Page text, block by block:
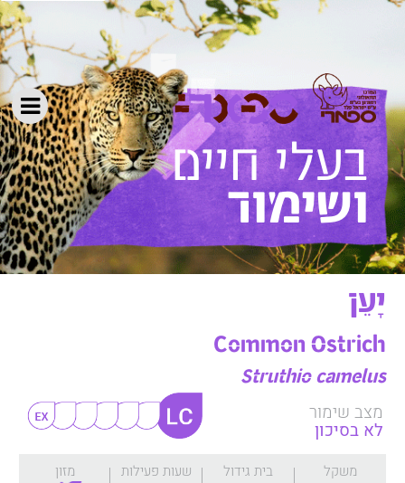
בעלי חיים
ושימור
יָעֵן
Common Ostrich
Struthio camelus
משקל בית גידול שעות פעילות מזון
מצב שימור
לא בסיכון